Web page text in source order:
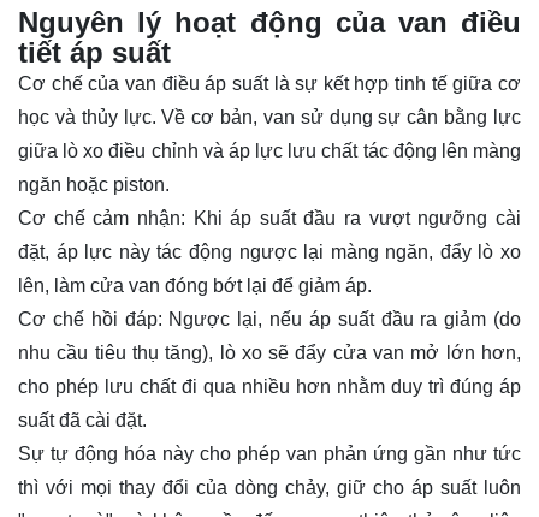
Nguyên lý hoạt động của van điều
tiết áp suất
Cơ chế của van điều áp suất là sự kết hợp tinh tế giữa cơ
học và thủy lực. Về cơ bản, van sử dụng sự cân bằng lực
giữa lò xo điều chỉnh và áp lực lưu chất tác động lên màng
ngăn hoặc piston.
Cơ chế cảm nhận: Khi áp suất đầu ra vượt ngưỡng cài
đặt, áp lực này tác động ngược lại màng ngăn, đẩy lò xo
lên, làm cửa van đóng bớt lại để giảm áp.
Cơ chế hồi đáp: Ngược lại, nếu áp suất đầu ra giảm (do
nhu cầu tiêu thụ tăng), lò xo sẽ đẩy cửa van mở lớn hơn,
cho phép lưu chất đi qua nhiều hơn nhằm duy trì đúng áp
suất đã cài đặt.
Sự tự động hóa này cho phép van phản ứng gần như tức
thì với mọi thay đổi của dòng chảy, giữ cho áp suất luôn